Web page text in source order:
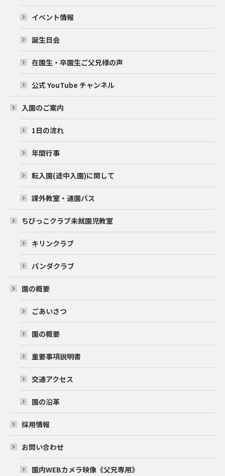
イベント情報
誕生日会
在園生・卒園生ご父兄様の声
公式 YouTube チャンネル
入園のご案内
1日の流れ
年間行事
転入園(途中入園)に関して
課外教室・通園バス
ちびっこクラブ未就園児教室
キリンクラブ
パンダクラブ
園の概要
ごあいさつ
園の概要
重要事項説明書
交通アクセス
園の沿革
採用情報
お問い合わせ
園内WEBカメラ映像《父兄専用》